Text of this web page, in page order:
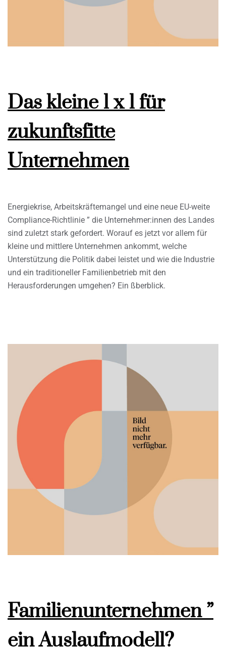
Das kleine 1 x 1 für
zukunftsfitte
Unternehmen
Energiekrise, Arbeitskräftemangel und eine neue EU-weite
Compliance-Richtlinie ” die Unternehmer:innen des Landes
sind zuletzt stark gefordert. Worauf es jetzt vor allem für
kleine und mittlere Unternehmen ankommt, welche
Unterstützung die Politik dabei leistet und wie die Industrie
und ein traditioneller Familienbetrieb mit den
Herausforderungen umgehen? Ein ßberblick.
Familienunternehmen ”
ein Auslaufmodell?